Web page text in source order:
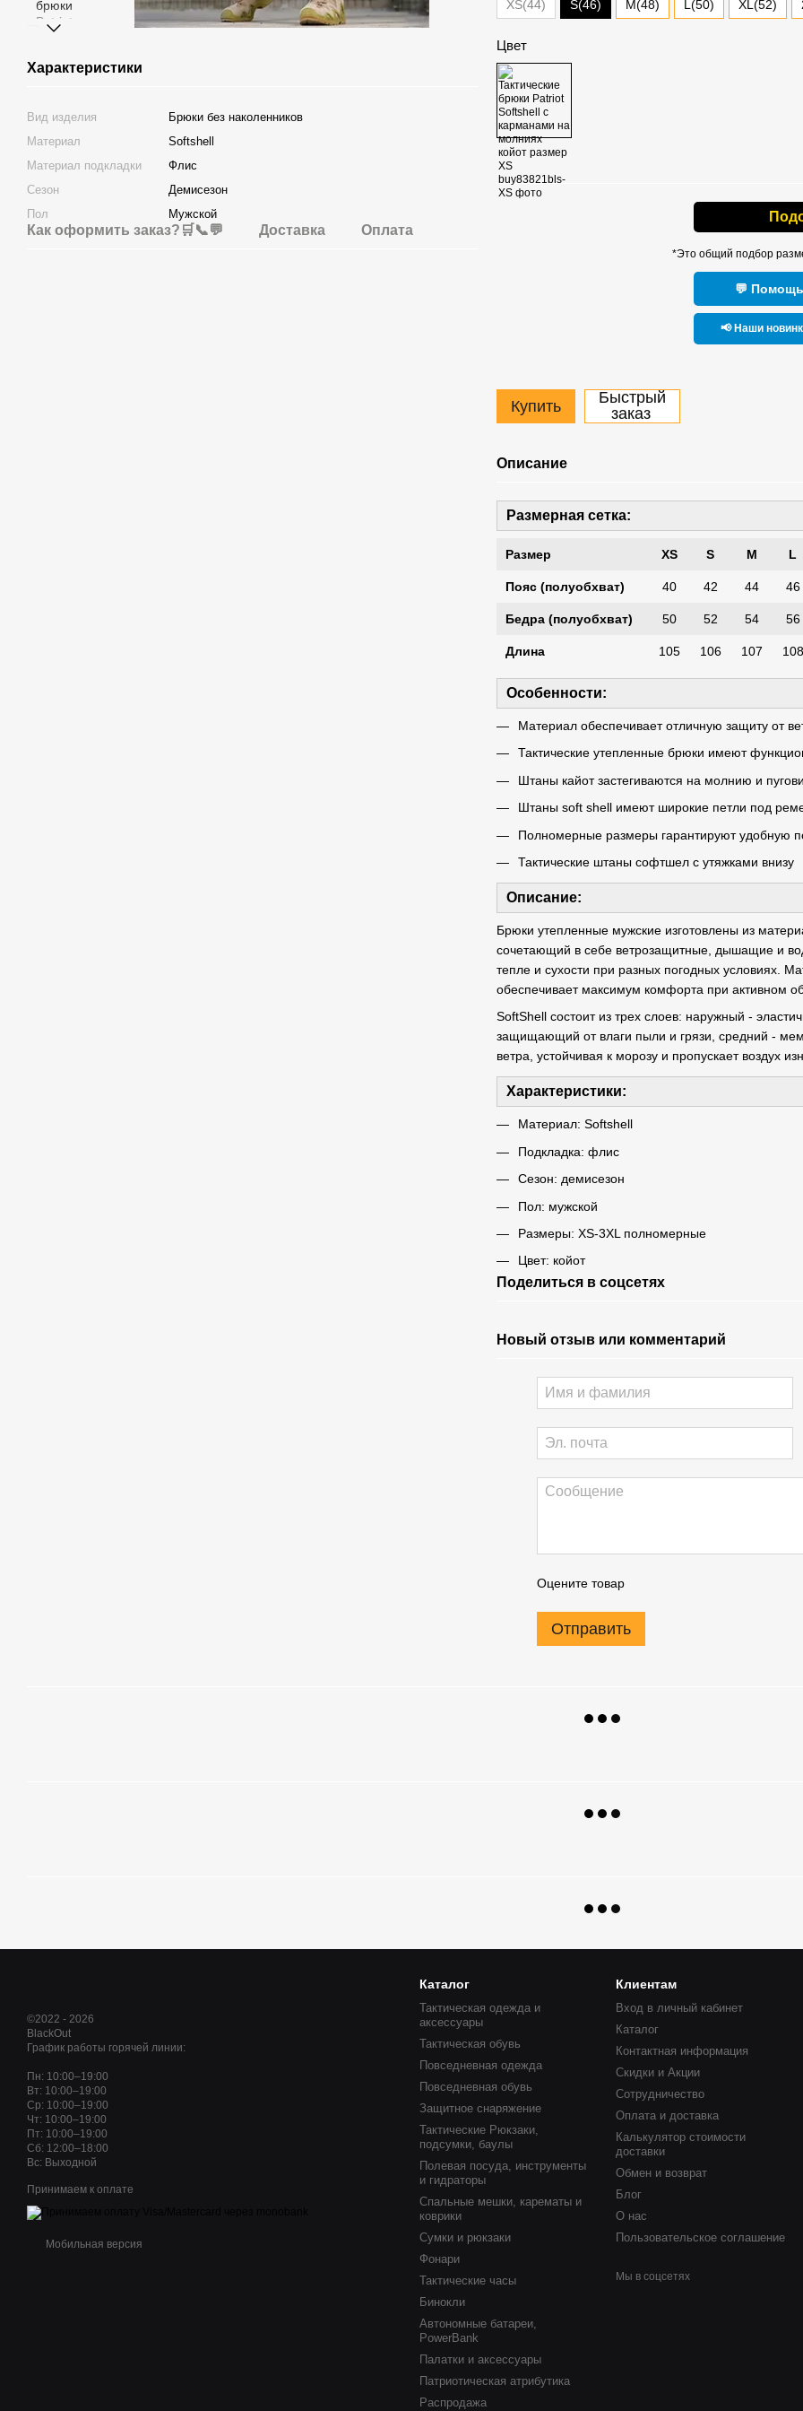
Характеристики
Вид изделия
Брюки без наколенников
Материал
Softshell
Материал подкладки
Флис
Сезон
Демисезон
Пол
Мужской
Как оформить заказ?🛒📞💬 Доставка Оплата
XS(44) S(46) M(48) L(50) XL(52)
Цвет
*Это общий подбор
💬
📢 Наши
Купить
Быстрый
заказ
Описание
Размерная сетка:
Размер XS S M L
Пояс (полуобхват) 40 42 44 46
Бедра (полуобхват) 50 52 54 56
Длина 105 106 107 108
Особенности:
Материал обеспечивает отличную защиту от
Тактические утепленные брюки имеют
Штаны кайот застегиваются на молнию и
Штаны soft shell имеют широкие петли под
Полномерные размеры гарантируют удобную
Тактические штаны софтшел с утяжками внизу
Описание:
Брюки утепленные мужские изготовлены из
сочетающий в себе ветрозащитные, дышащие и
тепле и сухости при разных погодных условиях.
обеспечивает максимум комфорта при активном
SoftShell состоит из трех слоев: наружный -
защищающий от влаги пыли и грязи, средний -
ветра, устойчивая к морозу и пропускает воздух
Характеристики:
Материал: Softshell
Подкладка: флис
Сезон: демисезон
Пол: мужской
Размеры: XS-3XL полномерные
Цвет: койот
Поделиться в соцсетях
Новый отзыв или комментарий
Оцените товар
Отправить
©2022 - 2026
BlackOut
График работы горячей линии:
Пн: 10:00–19:00
Вт: 10:00–19:00
Ср: 10:00–19:00
Чт: 10:00–19:00
Пт: 10:00–19:00
Сб: 12:00–18:00
Вс: Выходной
Принимаем к оплате
Мобильная версия
Каталог
Тактическая одежда и
аксессуары
Тактическая обувь
Повседневная одежда
Повседневная обувь
Защитное снаряжение
Тактические Рюкзаки,
подсумки, баулы
Полевая посуда, инструменты
и гидраторы
Спальные мешки, карематы и
коврики
Сумки и рюкзаки
Фонари
Тактические часы
Бинокли
Автономные батареи,
PowerBank
Палатки и аксессуары
Патриотическая атрибутика
Распродажа
Клиентам
Вход в личный кабинет
Каталог
Контактная информация
Скидки и Акции
Сотрудничество
Оплата и доставка
Калькулятор стоимости
доставки
Обмен и возврат
Блог
О нас
Пользовательское соглашение
Мы в соцсетях